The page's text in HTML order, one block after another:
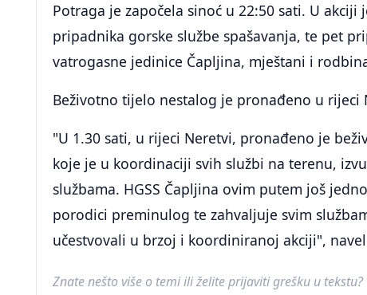
Potraga je započela sinoć u 22:50 sati. U akciji
pripadnika gorske službe spašavanja, te pet
vatrogasne jedinice Čapljina, mještani i
Beživotno tijelo nestalog je pronađeno u rijeci
"U 1.30 sati, u rijeci Neretvi, pronađeno je
koje je u koordinaciji svih službi na terenu,
službama. HGSS Čapljina ovim putem još
porodici preminulog te zahvaljuje svim
učestvovali u brzoj i koordiniranoj akciji",
Znate nešto više o temi ili želite prijaviti grešku u tekstu?